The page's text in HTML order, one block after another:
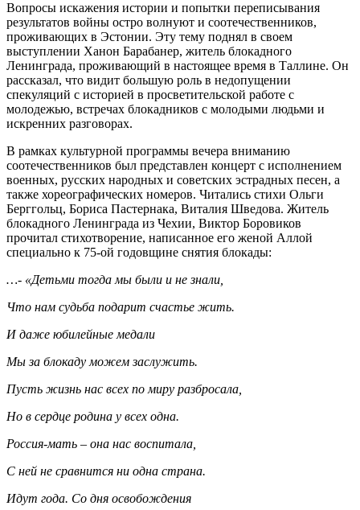
Вопросы искажения истории и попытки переписывания
результатов войны остро волнуют и соотечественников,
проживающих в Эстонии. Эту тему поднял в своем
выступлении Ханон Барабанер, житель блокадного
Ленинграда, проживающий в настоящее время в Таллине. Он
рассказал, что видит большую роль в недопущении
спекуляций с историей в просветительской работе с
молодежью, встречах блокадников с молодыми людьми и
искренних разговорах.
В рамках культурной программы вечера вниманию
соотечественников был представлен концерт с исполнением
военных, русских народных и советских эстрадных песен, а
также хореографических номеров. Читались стихи Ольги
Берггольц, Бориса Пастернака, Виталия Шведова. Житель
блокадного Ленинграда из Чехии, Виктор Боровиков
прочитал стихотворение, написанное его женой Аллой
специально к 75-ой годовщине снятия блокады:
…- «Детьми тогда мы были и не знали,
Что нам судьба подарит счастье жить.
И даже юбилейные медали
Мы за блокаду можем заслужить.
Пусть жизнь нас всех по миру разбросала,
Но в сердце родина у всех одна.
Россия-мать – она нас воспитала,
С ней не сравнится ни одна страна.
Идут года. Со дня освобождения